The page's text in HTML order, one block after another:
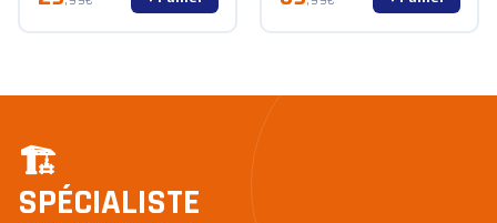
🏗️
SPÉCIALISTE